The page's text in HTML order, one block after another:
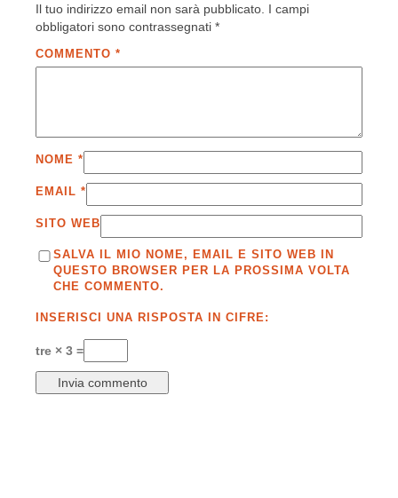
Il tuo indirizzo email non sarà pubblicato. I campi
obbligatori sono contrassegnati *
COMMENTO *
NOME *
EMAIL *
SITO WEB
SALVA IL MIO NOME, EMAIL E SITO WEB IN
QUESTO BROWSER PER LA PROSSIMA VOLTA
CHE COMMENTO.
INSERISCI UNA RISPOSTA IN CIFRE:
tre × 3 =